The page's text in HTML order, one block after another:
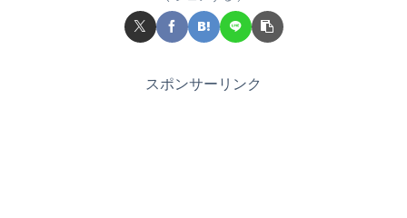
スポンサーリンク